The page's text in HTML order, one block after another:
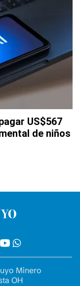
US$567
de niños
Minero
OH